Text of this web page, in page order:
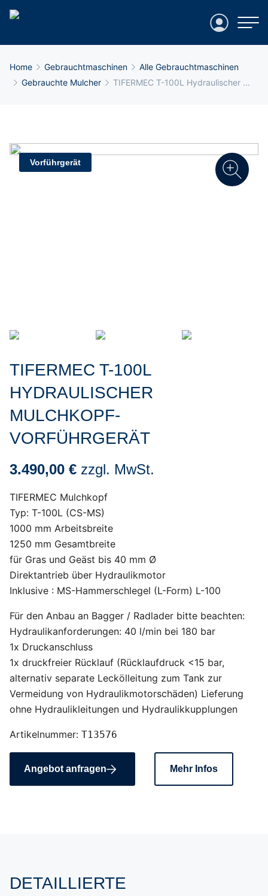
Login
Breadcrumb-Navigation
Home Gebrauchtmaschinen
Alle Gebrauchtmaschinen
Gebrauchte Mulcher
TIFERMEC T-100L Hydraulischer …
TIFERMEC T-100L
HYDRAULISCHER
MULCHKOPF-
VORFÜHRGERÄT
3.490,00 € zzgl. MwSt.
TIFERMEC Mulchkopf
Typ: T-100L (CS-MS)
1000 mm Arbeitsbreite
1250 mm Gesamtbreite
für Gras und Geäst bis 40 mm Ø
Direktantrieb über Hydraulikmotor
Inklusive : MS-Hammerschlegel (L-Form) L-100
Für den Anbau an Bagger / Radlader bitte beachten:
Hydraulikanforderungen: 40 l/min bei 180 bar
1x Druckanschluss
1x druckfreier Rücklauf (Rücklaufdruck <15 bar,
alternativ separate Leckölleitung zum Tank zur
Vermeidung von Hydraulikmotorschäden) Lieferung
ohne Hydraulikleitungen und Hydraulikkupplungen
Artikelnummer: T13576
Angebot anfragen Mehr Infos
Vorführgerät
DETAILLIERTE